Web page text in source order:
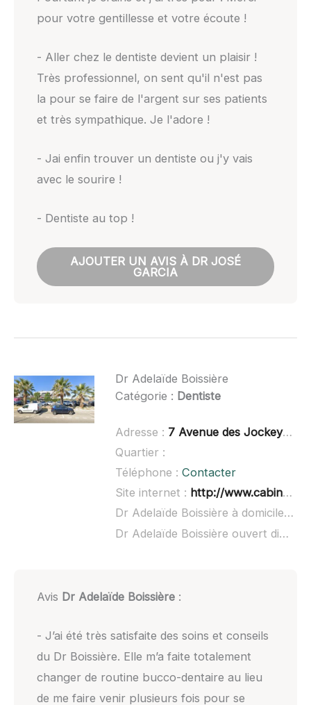
pour votre gentillesse et votre écoute !
- Aller chez le dentiste devient un plaisir !
Très professionnel, on sent qu'il n'est pas
la pour se faire de l'argent sur ses patients
et très sympathique. Je l'adore !
- Jai enfin trouver un dentiste ou j'y vais
avec le sourire !
- Dentiste au top !
AJOUTER UN AVIS À DR JOSÉ
GARCIA
Dr Adelaïde Boissière
Catégorie : Dentiste
Adresse : 7 Avenue des Jockeys, 34250 Palavas-les-Flots
Quartier :
Téléphone : Contacter
Site internet : http://www.cabinetdentaire-toussaintparisboissiere.fr/
Dr Adelaïde Boissière à domicile :
Dr Adelaïde Boissière ouvert dimanche :
Avis Dr Adelaïde Boissière:
- J’ai été très satisfaite des soins et conseils
du Dr Boissière. Elle m’a faite totalement
changer de routine bucco-dentaire au lieu
de me faire venir plusieurs fois pour se